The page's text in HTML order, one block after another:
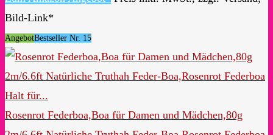
Bild-Link*
AngebotBestseller Nr. 15
Rosenrot Federboa,Boa für Damen und Mädchen,80g